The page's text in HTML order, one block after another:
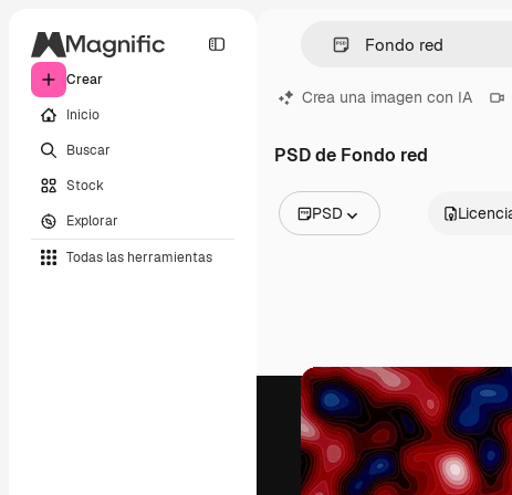
Crear
Inicio
Buscar
Stock
Explorar
Todas las herramientas
Crea una imagen con IA
PSD de Fondo red
PSD
Vídeos
Clips de vídeo
Motion graphics
Plantillas de vídeos
Iconos
Modelos 3D
Fuentes